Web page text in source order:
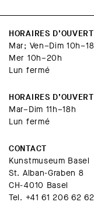
HORAIRES
Mar; Ven–Dim
Mer 10h–20h
Lun fermé
HORAIRES
Mar–Dim 11h–18h
Lun fermé
CONTACT
Kunstmuseum Basel
St. Alban-Graben 8
CH-4010 Basel
Tel. +41 61 206 62 62